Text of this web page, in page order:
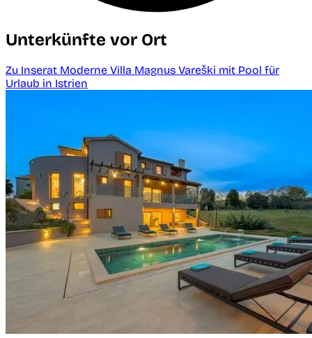
Unterkünfte vor Ort
Zu Inserat Moderne Villa Magnus Vareški mit Pool für
Urlaub in Istrien